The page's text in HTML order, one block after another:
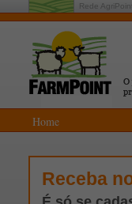
Rede
Home
Receba